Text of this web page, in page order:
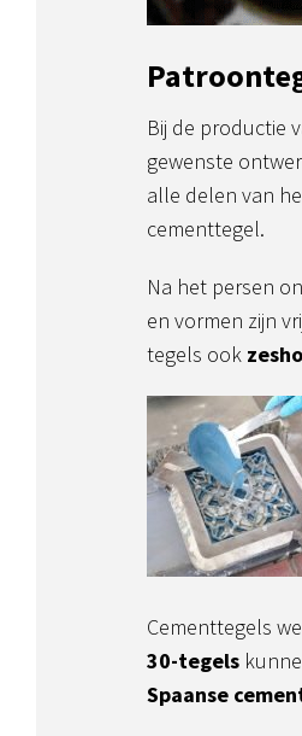
Bij de productie
gewenste
alle delen van
cementtegel.
Na het persen
en vormen zijn
tegels ook
Cementtegels
30-tegels
Spaanse